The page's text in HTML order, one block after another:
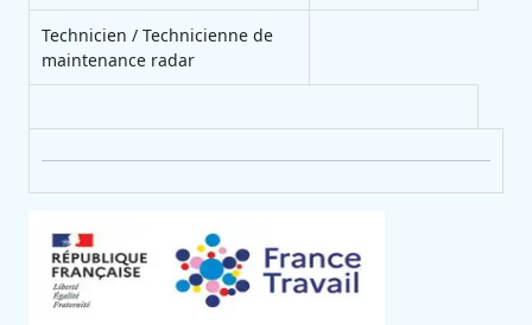
Technicien / Technicienne de
maintenance radar